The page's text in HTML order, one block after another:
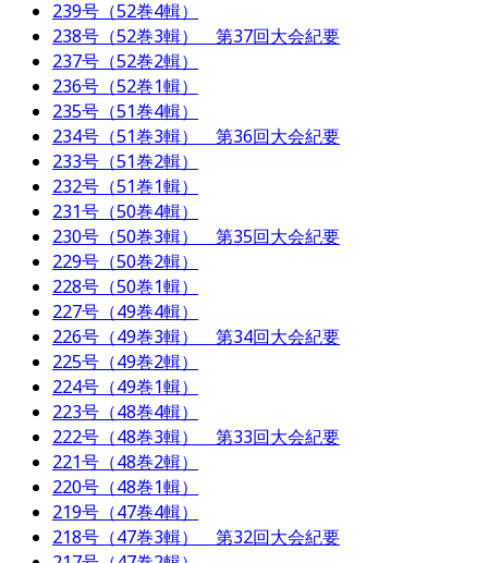
239号（52巻4輯）
238号（52巻3輯） 第37回大会紀要
237号（52巻2輯）
236号（52巻1輯）
235号（51巻4輯）
234号（51巻3輯） 第36回大会紀要
233号（51巻2輯）
232号（51巻1輯）
231号（50巻4輯）
230号（50巻3輯） 第35回大会紀要
229号（50巻2輯）
228号（50巻1輯）
227号（49巻4輯）
226号（49巻3輯） 第34回大会紀要
225号（49巻2輯）
224号（49巻1輯）
223号（48巻4輯）
222号（48巻3輯） 第33回大会紀要
221号（48巻2輯）
220号（48巻1輯）
219号（47巻4輯）
218号（47巻3輯） 第32回大会紀要